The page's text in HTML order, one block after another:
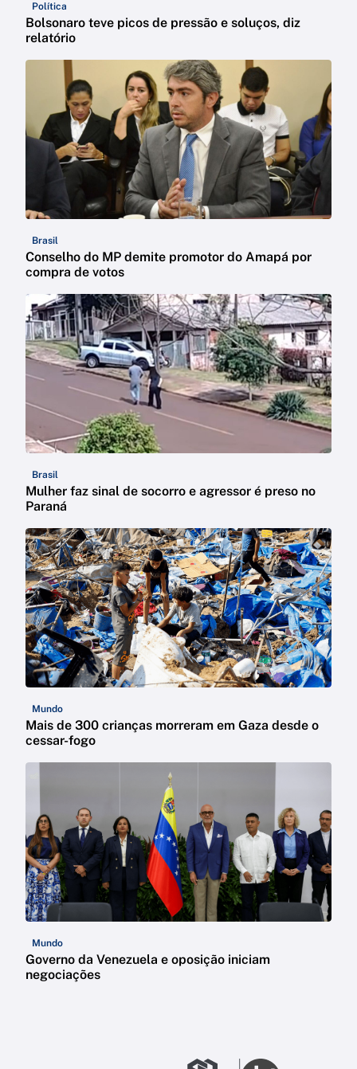
Política
Bolsonaro teve picos de pressão e soluços, diz
relatório
Brasil
Conselho do MP demite promotor do Amapá por
compra de votos
Brasil
Mulher faz sinal de socorro e agressor é preso no
Paraná
Mundo
Mais de 300 crianças morreram em Gaza desde o
cessar-fogo
Mundo
Governo da Venezuela e oposição iniciam
negociações